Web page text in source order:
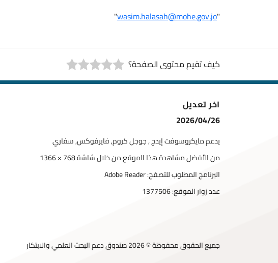
"
wasim.halasah@mohe.gov.jo
"
كيف تقيم محتوى الصفحة؟
اخر تعديل
2026/04/26
يدعم مايكروسوفت إيدج , جوجل كروم, فايرفوكس, سفاري
من الأفضل مشاهدة هذا الموقع من خلال شاشة 768 × 1366
البرنامج المطلوب للتصفح: Adobe Reader
عدد زوار الموقع:1377506
جميع الحقوق محفوظة © 2026 صندوق دعم البحث العلمي والابتكار